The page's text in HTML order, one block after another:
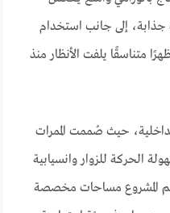
جذابة، إلى جانب استخدام
متناسقًا يلفت الأنظار منذ
حيث صُممت الممرات
الحركة للزوار وانسيابية
المشروع مساحات مخصصة